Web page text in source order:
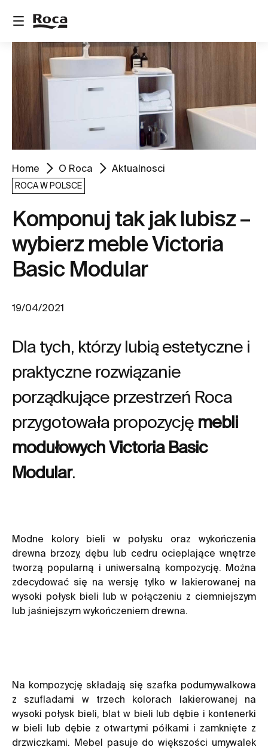
Home O Roca Aktualnosci
ROCA W POLSCE
Komponuj tak jak lubisz –
wybierz meble Victoria
Basic Modular
19/04/2021
Dla tych, którzy lubią estetyczne i
praktyczne rozwiązanie
porządkujące przestrzeń Roca
przygotowała propozycję mebli
modułowych Victoria Basic
Modular.
Modne kolory bieli w połysku oraz wykończenia
drewna brzozy, dębu lub cedru ocieplające wnętrze
tworzą popularną i uniwersalną kompozycję. Można
zdecydować się na wersję tylko w lakierowanej na
wysoki połysk bieli lub w połączeniu z ciemniejszym
lub jaśniejszym wykończeniem drewna.
Na kompozycję składają się szafka podumywalkowa
z szufladami w trzech kolorach lakierowanej na
wysoki połysk bieli, blat w bieli lub dębie i kontenerki
w bieli lub dębie z otwartymi półkami i zamknięte z
drzwiczkami. Mebel pasuje do większości umywalek